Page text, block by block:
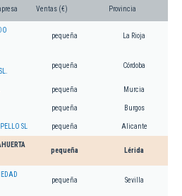
Ventas (€) Provincia
pequeña La Rioja
pequeña Córdoba
pequeña Murcia
pequeña Burgos
SL pequeña Alicante
pequeña Lérida
pequeña Sevilla